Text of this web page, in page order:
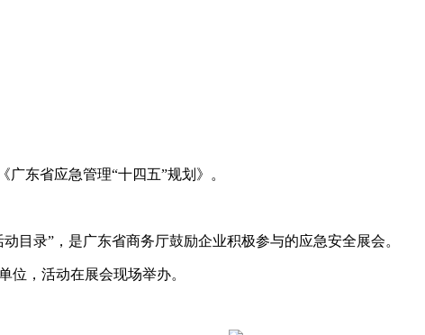
东省应急管理“十四五”规划》。
目录”，是广东省商务厅鼓励企业积极参与的应急安全展会。
位，活动在展会现场举办。